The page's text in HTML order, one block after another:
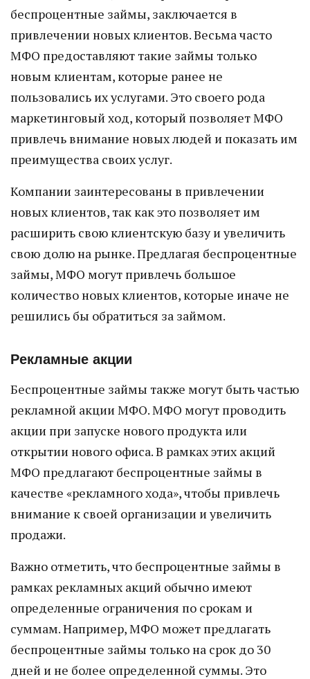
беспроцентные займы, заключается в
привлечении новых клиентов. Весьма часто
МФО предоставляют такие займы только
новым клиентам, которые ранее не
пользовались их услугами. Это своего рода
маркетинговый ход, который позволяет МФО
привлечь внимание новых людей и показать им
преимущества своих услуг.
Компании заинтересованы в привлечении
новых клиентов, так как это позволяет им
расширить свою клиентскую базу и увеличить
свою долю на рынке. Предлагая беспроцентные
займы, МФО могут привлечь большое
количество новых клиентов, которые иначе не
решились бы обратиться за займом.
Рекламные акции
Беспроцентные займы также могут быть частью
рекламной акции МФО. МФО могут проводить
акции при запуске нового продукта или
открытии нового офиса. В рамках этих акций
МФО предлагают беспроцентные займы в
качестве «рекламного хода», чтобы привлечь
внимание к своей организации и увеличить
продажи.
Важно отметить, что беспроцентные займы в
рамках рекламных акций обычно имеют
определенные ограничения по срокам и
суммам. Например, МФО может предлагать
беспроцентные займы только на срок до 30
дней и не более определенной суммы. Это